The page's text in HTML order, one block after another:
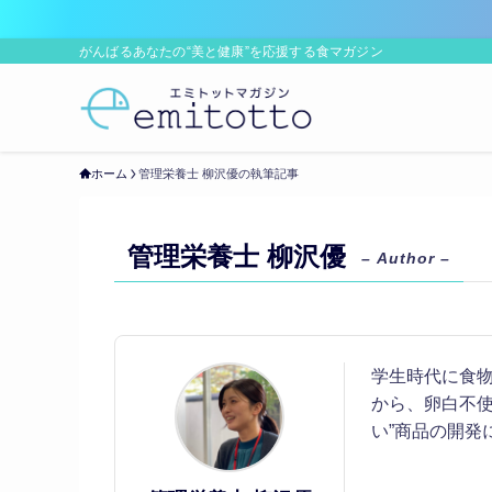
がんばるあなたの“美と健康”を応援する食マガジン
ホーム 管理栄養士 柳沢優の執筆記事
管理栄養士 柳沢優 – Author –
学生時代に食
から、卵白不
い”商品の開発